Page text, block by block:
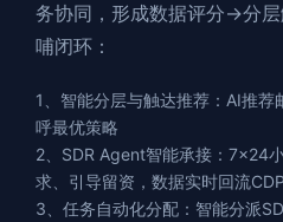
务协同，形成数据评分→分
哺闭环：
1、智能分层与触达推荐：AI推
呼最优策略
2、SDR Agent智能承接：7×24
求、引导留资，数据实时回流CDP
3、任务自动化分配：智能分派